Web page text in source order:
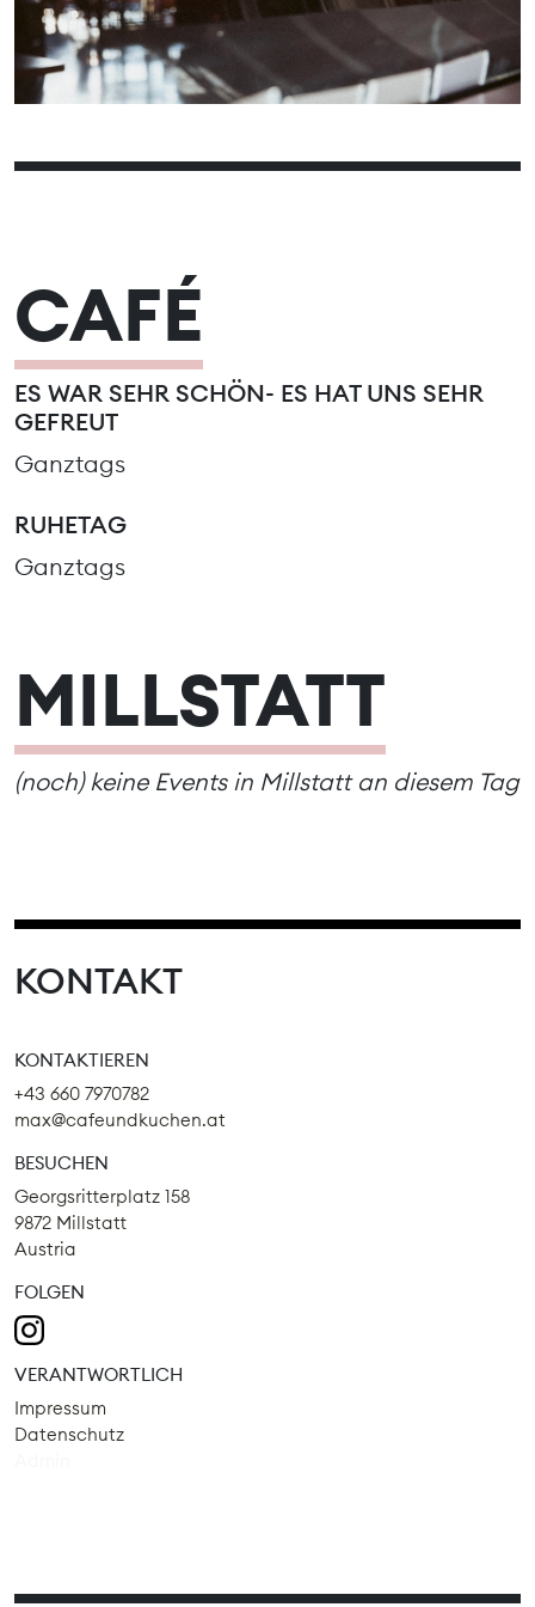
13
14 15 17 18
19
20
21 22 23 24 25
26
CAFÉ
ES WAR SEHR SCHÖN- ES HAT UNS SEHR
GEFREUT
Ganztags
RUHETAG
Ganztags
MILLSTATT
(noch) keine Events in Millstatt an diesem Tag
KONTAKT
KONTAKTIEREN
+43 660 7970782
max@cafeundkuchen.at
BESUCHEN
Georgsritterplatz 158
9872 Millstatt
Austria
FOLGEN
VERANTWORTLICH
Impressum
Datenschutz